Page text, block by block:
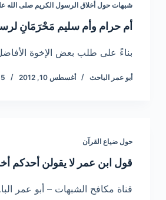
شبهات حول أخلاق الرسول الكريم صلى الله
أم حرام وأم سليم مَحْرَمَانِ
بناءً على طلب بعض الإخوة
أبو عمر الباحث أغسطس 10, 2012 5 تعليقات
حول ضياع القرآن
قول ابن عمر لا يقولن أحدكم
قناة مكافح الشبهات – أبو عمر